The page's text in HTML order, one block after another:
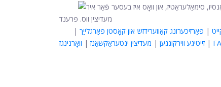
מעדיצין ווס. פרענד
| פאַרזיכערונג קאַווערידזש און קאָסטן פאַרגלייַך|
זייטיגע ווירקונגען | מעדיצין ינטעראַקשאַנז | וואָרנינגז |